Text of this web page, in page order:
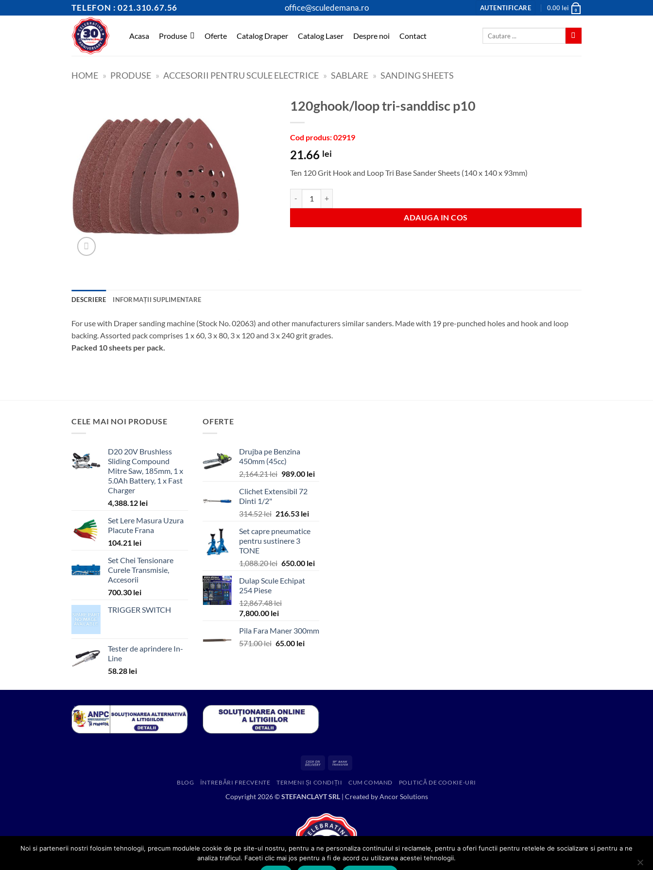
to
TELEFON : 021.310.67.56 office@sculedemana.ro AUTENTIFICARE 0.00 lei 0
Acasa Produse Oferte Catalog Draper Catalog Laser Despre noi Contact
HOME » PRODUSE » ACCESORII PENTRU SCULE ELECTRICE » SABLARE » SANDING SHEETS
120ghook/loop tri-sanddisc p10
Cod produs: 02919
21.66 lei
Ten 120 Grit Hook and Loop Tri Base Sander Sheets (140 x 140 x 93mm)
ADAUGA IN COS
DESCRIERE INFORMAȚII SUPLIMENTARE
For use with Draper sanding machine (Stock No. 02063) and other manufacturers similar sanders. Made with 19 pre-punched holes and hook and loop
backing. Assorted pack comprises 1 x 60, 3 x 80, 3 x 120 and 3 x 240 grit grades.
Packed 10 sheets per pack.
CELE MAI NOI PRODUSE
D20 20V Brushless
Sliding Compound
Mitre Saw, 185mm, 1 x
5.0Ah Battery, 1 x Fast
Charger
4,388.12 lei
Set Lere Masura Uzura
Placute Frana
104.21 lei
Set Chei Tensionare
Curele Transmisie,
Accesorii
700.30 lei
TRIGGER SWITCH
Tester de aprindere In-
Line
58.28 lei
OFERTE
Drujba pe Benzina
450mm (45cc)
2,164.21lei Prețul
a
2,164.21 lei.
989.00 leiPrețul
Clichet Extensibil 72
Dinti 1/2"
314.52lei Prețul
a
fost:
216.53 leiPrețul
este:
Set capre pneumatice
pentru sustinere 3
TONE
1,088.20lei Prețul
a
1,088.20 lei.
650.00 leiPrețul
Dulap Scule Echipat
254 Piese
12,867.48lei
Prețul
a
fost:
7,800.00 leiPrețul
este:
7,800.00 lei.
Pila Fara Maner 300mm
571.00lei Prețul
65.00 leiPrețul
Cash
Delivery
BLOG ÎNTREBĂRI FRECVENTE TERMENI ȘI CONDIȚII CUM COMAND POLITICĂ DE COOKIE-URI
Copyright 2026 ©STEFANCLAYT SRL| Created byAncor Solutions
Noi si partenerii nostri folosim tehnologii, precum modulele cookie de pe site-ul nostru, pentru a ne personaliza continutul si reclamele, pentru a oferi functii pentru retelele de socializare si pentru a ne
analiza traficul. Faceti clic mai jos pentru a fi de acord cu utilizarea acestei tehnologii.